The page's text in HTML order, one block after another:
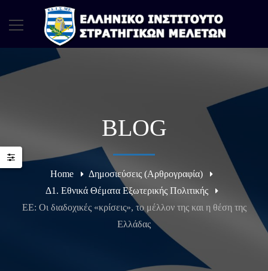
BLOG
Home
Δημοσιεύσεις (Αρθρογραφία)
Δ1. Εθνικά Θέματα Εξωτερικής Πολιτικής
ΕΕ: Οι διαδοχικές «κρίσεις», το μέλλον της και η θέση της
Ελλάδας